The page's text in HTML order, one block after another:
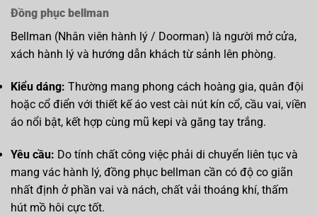
Đồng phục bellman
Bellman (Nhân viên hành lý / Doorman) là người mở cửa,
xách hành lý và hướng dẫn khách từ sảnh lên phòng.
Kiểu dáng: Thường mang phong cách hoàng gia, quân đội
hoặc cổ điển với thiết kế áo vest cài nút kín cổ, cầu vai, viền
áo nổi bật, kết hợp cùng mũ kepi và găng tay trắng.
Yêu cầu: Do tính chất công việc phải di chuyển liên tục và
mang vác hành lý, đồng phục bellman cần có độ co giãn
nhất định ở phần vai và nách, chất vải thoáng khí, thấm
hút mồ hôi cực tốt.